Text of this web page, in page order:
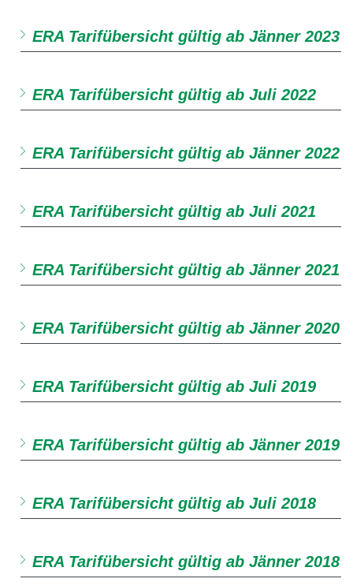
ERA Tarifübersicht gültig ab Jänner 2023
ERA Tarifübersicht gültig ab Juli 2022
ERA Tarifübersicht gültig ab Jänner 2022
ERA Tarifübersicht gültig ab Juli 2021
ERA Tarifübersicht gültig ab Jänner 2021
ERA Tarifübersicht gültig ab Jänner 2020
ERA Tarifübersicht gültig ab Juli 2019
ERA Tarifübersicht gültig ab Jänner 2019
ERA Tarifübersicht gültig ab Juli 2018
ERA Tarifübersicht gültig ab Jänner 2018